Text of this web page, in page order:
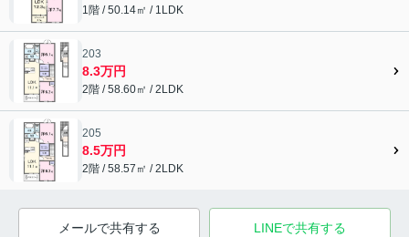
1階 / 50.14㎡ / 1LDK
203
8.3万円
2階 / 58.60㎡ / 2LDK
205
8.5万円
2階 / 58.57㎡ / 2LDK
メールで共有する LINEで共有する